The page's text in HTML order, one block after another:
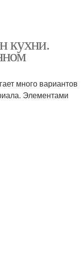
кухни.
много вариантов
Элементами